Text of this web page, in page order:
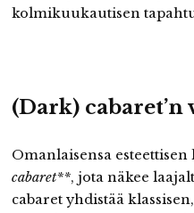
kolmikuukautisen
(Dark) cabaret’n
Omanlaisensa
cabaret**, jota näkee
cabaret yhdistää